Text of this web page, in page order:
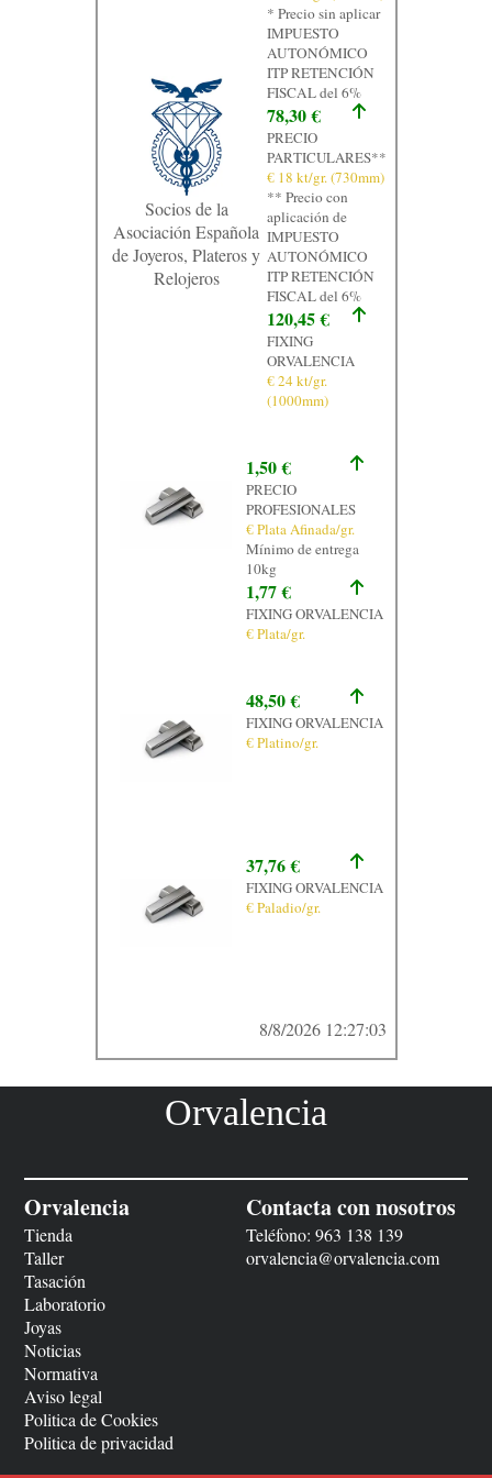
Socios de la
Asociación Española
de Joyeros, Plateros y
Relojeros
* Precio sin aplicar
IMPUESTO
AUTONÓMICO
ITP RETENCIÓN
FISCAL del 6%
78,30 €
PRECIO
PARTICULARES**
€ 18 kt/gr. (730mm)
** Precio con
aplicación de
IMPUESTO
AUTONÓMICO
ITP RETENCIÓN
FISCAL del 6%
120,45 €
FIXING
ORVALENCIA
€ 24 kt/gr.
(1000mm)
1,50 €
PRECIO
PROFESIONALES
€ Plata Afinada/gr.
Mínimo de entrega
10kg
1,77 €
FIXING ORVALENCIA
€ Plata/gr.
48,50 €
FIXING ORVALENCIA
€ Platino/gr.
37,76 €
FIXING ORVALENCIA
€ Paladio/gr.
8/8/2026 12:27:03
Orvalencia
Orvalencia
Tienda
Taller
Tasación
Laboratorio
Joyas
Noticias
Normativa
Aviso legal
Politica de Cookies
Politica de privacidad
Contacta con nosotros
Teléfono: 963 138 139
orvalencia@orvalencia.com